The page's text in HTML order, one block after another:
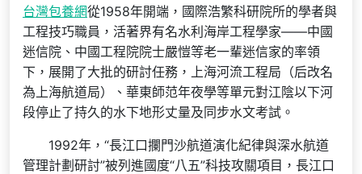
台灣包養網從1958年開端，國際浩繁科研院所的學者與
工程技巧職員，活著界有名水利海岸工程學家——中國
迷信院、中國工程院院士嚴愷等老一輩迷信家的率領
下，展開了大批的研討任務，上海河流工程局（后改名
為上海航道局）、華東師范年夜學等單元對江陰以下河
段停止了持久的水下地形丈量及同步水文考試。
1992年，“長江口攔門沙航道演化紀律與深水航道
管理計劃研討”被列進國度“八五”科技攻關項目，長江口